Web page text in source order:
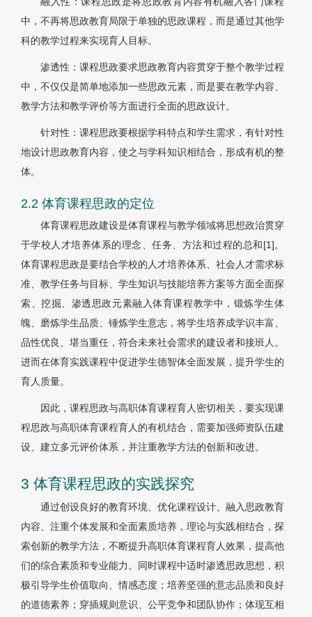
中，不再将思政教育局限于单独的思政课程，而是通过其他学
科的教学过程来实现育人目标。
渗透性：课程思政要求思政教育内容贯穿于整个教学过程
中，不仅仅是简单地添加一些思政元素，而是要在教学内容、
教学方法和教学评价等方面进行全面的思政设计。
针对性：课程思政要根据学科特点和学生需求，有针对性
地设计思政教育内容，使之与学科知识相结合，形成有机的整
体。
2.2 体育课程思政的定位
体育课程思政建设是体育课程与教学领域将思想政治贯穿
于学校人才培养体系的理念、任务、方法和过程的总和[1]。
体育课程思政是要结合学校的人才培养体系、社会人才需求标
准、教学任务与目标、学生知识与技能培养方案等方面全面探
索、挖掘、渗透思政元素融入体育课程教学中，锻炼学生体
魄、磨炼学生品质、锤炼学生意志，将学生培养成学识丰富、
品性优良、堪当重任，符合未来社会需求的建设者和接班人。
进而在体育实践课程中促进学生德智体全面发展，提升学生的
育人质量。
因此，课程思政与高职体育课程育人密切相关，要实现课
程思政与高职体育课程育人的有机结合，需要加强师资队伍建
设、建立多元评价体系，并注重教学方法的创新和改进。
3 体育课程思政的实践探究
通过创设良好的教育环境、优化课程设计、融入思政教育
内容、注重个体发展和全面素质培养，理论与实践相结合，探
索创新的教学方法，不断提升高职体育课程育人效果，提高他
们的综合素质和专业能力。同时课程中适时渗透思政思想，积
极引导学生价值取向、情感态度；培养坚强的意志品质和良好
的道德素养；穿插规则意识、公平竞争和团队协作；体现互相